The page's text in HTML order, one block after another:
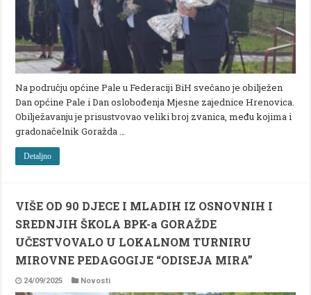
Na području općine Pale u Federaciji BiH svečano je obilježen
Dan općine Pale i Dan oslobođenja Mjesne zajednice Hrenovica.
Obilježavanju je prisustvovao veliki broj zvanica, među kojima i
gradonačelnik Goražda …
Detaljno
VIŠE OD 90 DJECE I MLADIH IZ OSNOVNIH I
SREDNJIH ŠKOLA BPK-a GORAŽDE
UČESTVOVALO U LOKALNOM TURNIRU
MIROVNE PEDAGOGIJE “ODISEJA MIRA”
24/09/2025 Novosti